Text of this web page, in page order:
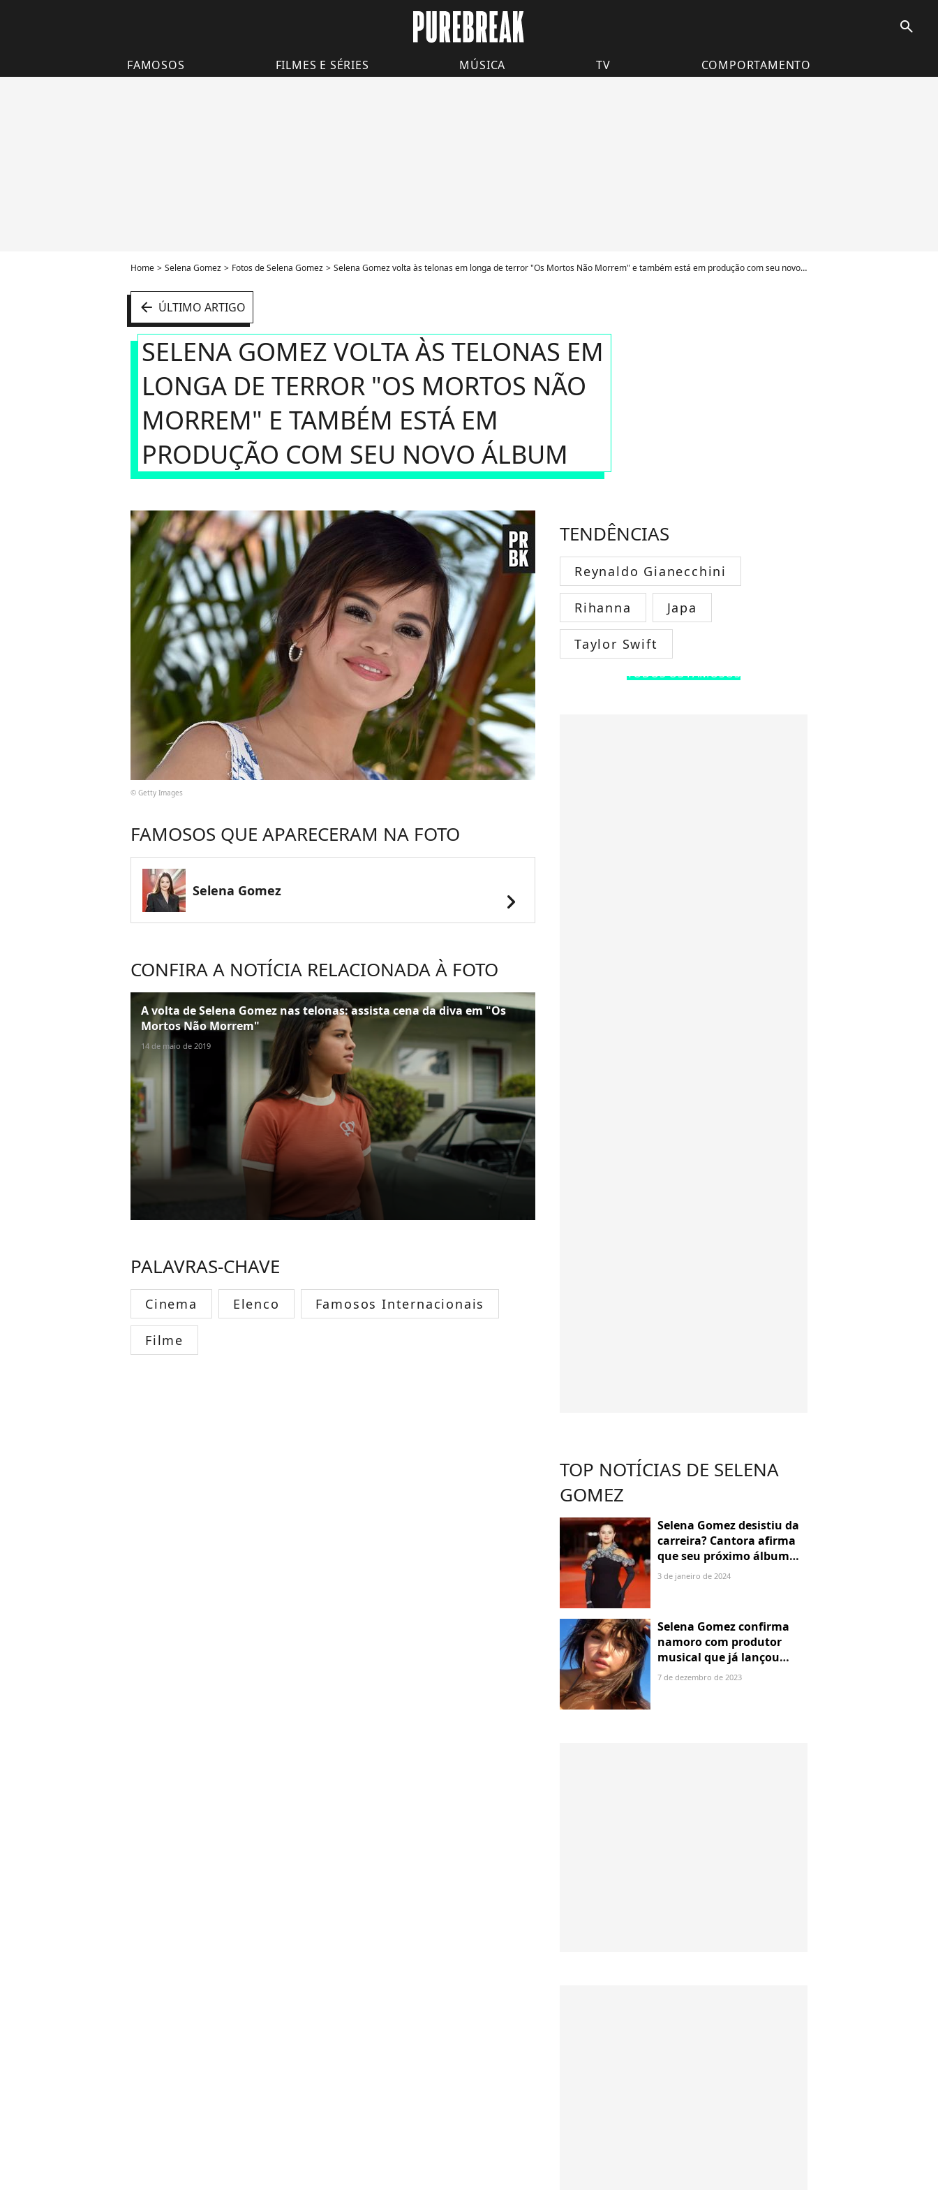
search
FAMOSOS FILMES E SÉRIES MÚSICA TV COMPORTAMENTO
Home Selena Gomez Fotos de Selena Gomez Selena Gomez volta às telonas em longa de terror "Os Mortos Não Morrem" e também está em produção com seu novo álbum - Foto
arrow_left ÚLTIMO ARTIGO
SELENA GOMEZ VOLTA ÀS TELONAS EM
LONGA DE TERROR "OS MORTOS NÃO
MORREM" E TAMBÉM ESTÁ EM
PRODUÇÃO COM SEU NOVO ÁLBUM
© Getty Images
FAMOSOS QUE APARECERAM NA FOTO
Selena Gomez chevron_right
CONFIRA A NOTÍCIA RELACIONADA À FOTO
A volta de Selena Gomez nas telonas: assista cena da diva em "Os
Mortos Não Morrem"
14 de maio de 2019
PALAVRAS-CHAVE
Cinema Elenco Famosos Internacionais
Filme
TENDÊNCIAS
Reynaldo Gianecchini
Rihanna Japa
Taylor Swift
TODOS OS FAMOSOS
TOP NOTÍCIAS DE SELENA
GOMEZ
Selena Gomez desistiu da
carreira? Cantora afirma
que seu próximo álbum
será o último
3 de janeiro de 2024
Selena Gomez confirma
namoro com produtor
musical que já lançou
parceria com Justin Bieber
7 de dezembro de 2023